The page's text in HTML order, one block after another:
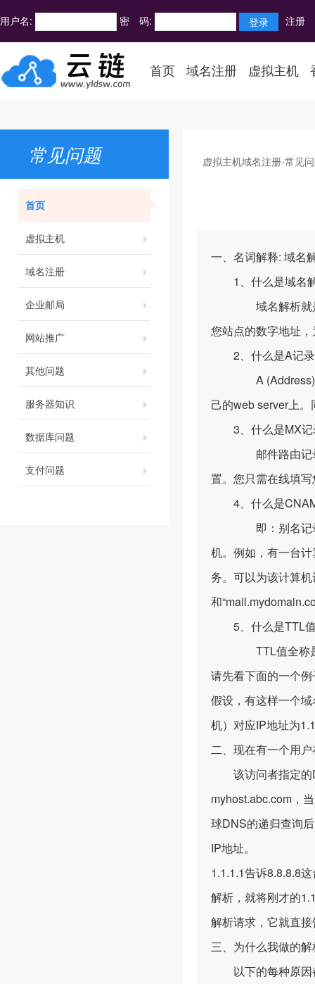
用户名: 密 码: 注册
首页 域名注册 虚拟主机
常见问题
首页
虚拟主机
域名注册
企业邮局
网站推广
其他问题
服务器知识
数据库问题
支付问题
虚拟主机域名注册-常见
一、名词解释: 域名
1、什么是域名
域名解析就是国
您站点的数字地址
2、什么是A记
A (Address) 记录
己的web server上
3、什么是MX记
邮件路由记录，
置。您只需在线填
4、什么是
即：别名记录。
机。例如，有一台
务。可以为该计算
和
5、什么是TTL
TTL值全称是“生
请先看下面的一个
假设，有这样一个
机）对应IP地址为
二、现在有一个用
该访问者指定的
myhost.abc.com，
球DNS的递归查询
IP地址。
1.1.1.1告诉8.8.8.8
解析，就将刚才的
解析请求，它就直
三、为什么我做的
以下的每种原因